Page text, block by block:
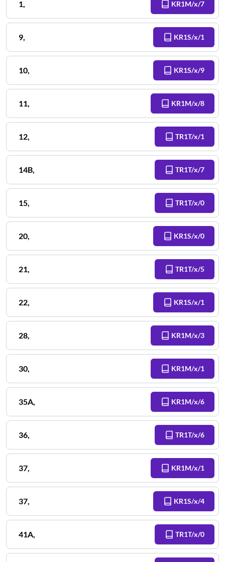
1, KR1M/x/7
9, KR1S/x/1
10, KR1S/x/9
11, KR1M/x/8
12, TR1T/x/1
14B, TR1T/x/7
15, TR1T/x/0
20, KR1S/x/0
21, TR1T/x/5
22, KR1S/x/1
28, KR1M/x/3
30, KR1M/x/1
35A, KR1M/x/6
36, TR1T/x/6
37, KR1M/x/1
37, KR1S/x/4
41A, TR1T/x/0